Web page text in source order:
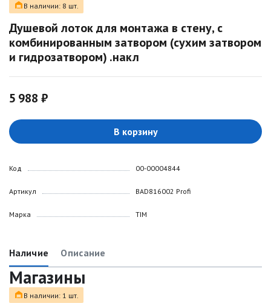
В наличии: 8 шт.
Душевой лоток для монтажа в стену, с
комбинированным затвором (сухим затвором
и гидрозатвором) .накл
5 988 ₽
В корзину
Код
Артикул
Марка
00-00004844
BAD816002 Profi
TIM
Наличие Описание
Магазины
В наличии: 1 шт.